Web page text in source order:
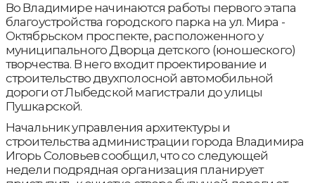
Во Владимире начинаются работы первого этапа
благоустройства городского парка на ул. Мира -
Октябрьском проспекте, расположенного у
муниципального Дворца детского (юношеского)
творчества. В него входит проектирование и
строительство двухполосной автомобильной
дороги от Лыбедской магистрали до улицы
Пушкарской.
Начальник управления архитектуры и
строительства администрации города Владимира
Игорь Соловьев сообщил, что со следующей
недели подрядная организация планирует